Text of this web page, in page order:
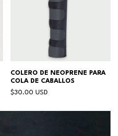
COLERO DE NEOPRENE PARA
COLA DE CABALLOS
$30.00 USD